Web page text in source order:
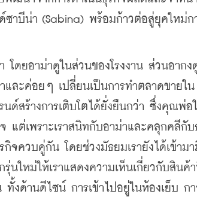
าบีน่า (Sabina) พร้อมก้าวต่อสู่ยุคใหม่ก
ดยอาม่าดูในส่วนของโรงงาน ส่วนอากง
ละค่อยๆ เปลี่ยนเป็นการทำตลาดขายใน
นด์สร้างการเติบโตได้ยั่งยืนกว่า ซึ่งคุณพ่อ
แต่เพราะเราสนิทกับอาม่าและคลุกคลีกับ
จควบคู่กัน โดยช่วงมัธยมเรายังได้เข้าม
นใหม่ให้เราแสดงความเห็นเกี่ยวกับสินค้
งด้านดีไซน์ การเข้าไปอยู่ในห้องเย็บ กา